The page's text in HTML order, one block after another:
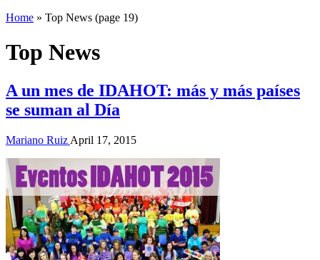
Home » Top News (page 19)
Top News
A un mes de IDAHOT: más y más países
se suman al Día
Mariano Ruiz April 17, 2015